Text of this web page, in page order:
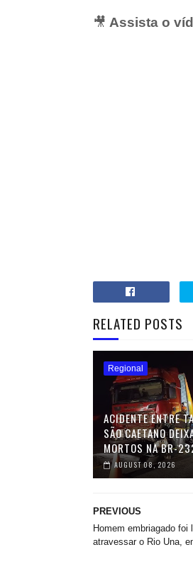
🎥 Assista o
RELATED POSTS
Regional
ACIDENTE ENTRE
SÃO CAETANO
MORTOS NA BR-
AUGUST 08, 2026
PREVIOUS
Homem embriagado foi
atravessar o Rio Una,